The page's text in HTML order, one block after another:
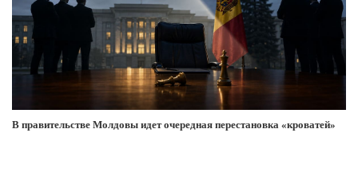
В правительстве Молдовы идет очередная перестановка «кроватей»